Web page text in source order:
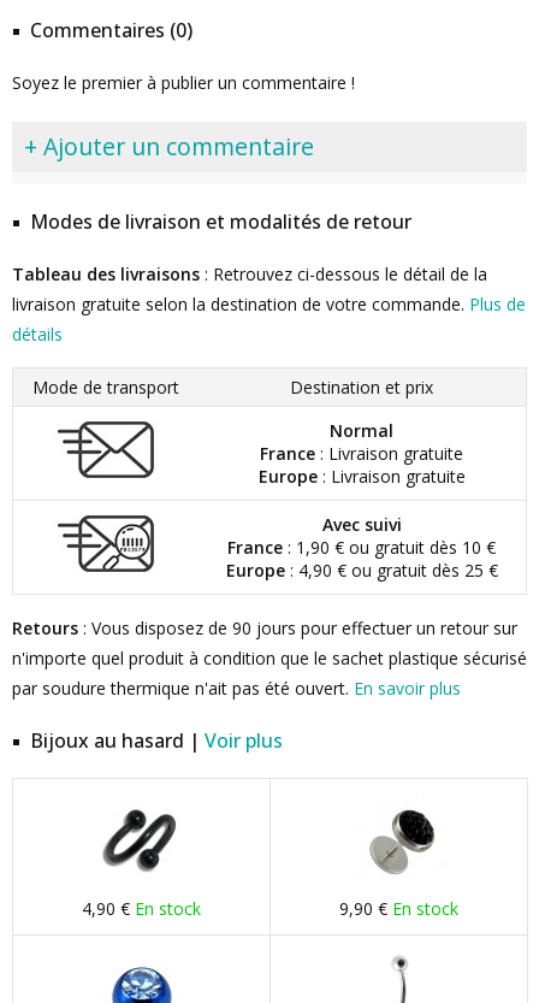
Commentaires (0)
Soyez le premier à publier un commentaire !
+ Ajouter un commentaire
Modes de livraison et modalités de retour
Tableau des livraisons : Retrouvez ci-dessous le détail de la
livraison gratuite selon la destination de votre commande. Plus de
détails
Mode de transport
Destination et prix
Normal
France : Livraison gratuite
Europe: Livraison gratuite
Avec suivi
France : 1,90 € ou gratuit dès 10 €
Europe: 4,90 € ou gratuit dès 25 €
Retours : Vous disposez de 90 jours pour effectuer un retour sur
n'importe quel produit à condition que le sachet plastique sécurisé
par soudure thermique n'ait pas été ouvert. En savoir plus
Bijoux au hasard | Voir plus
4,90 € En stock 9,90 € En stock